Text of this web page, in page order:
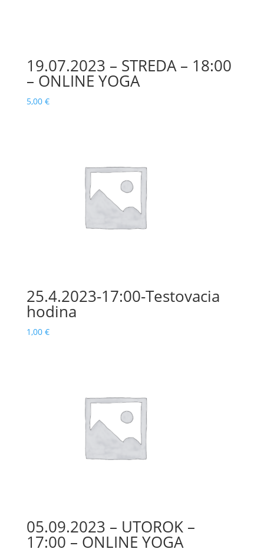
19.07.2023 – STREDA – 18:00
– ONLINE YOGA
5,00 €
25.4.2023-17:00-Testovacia
hodina
1,00 €
05.09.2023 – UTOROK –
17:00 – ONLINE YOGA